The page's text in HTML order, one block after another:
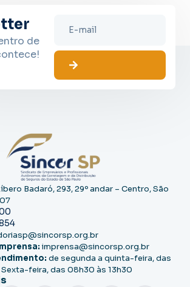
de
Badaró, 293, 29º andar – Centro, São
imprensa@sincorsp.org.br
de segunda a quinta-feira, das
feira, das 08h30 às 13h30